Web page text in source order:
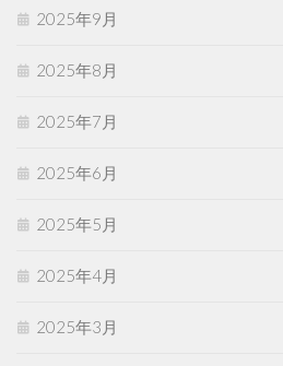
2025年9月
2025年8月
2025年7月
2025年6月
2025年5月
2025年4月
2025年3月